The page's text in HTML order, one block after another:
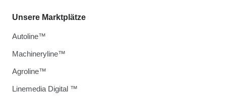
Unsere Marktplätze
Autoline™
Machineryline™
Agroline™
Linemedia Digital ™